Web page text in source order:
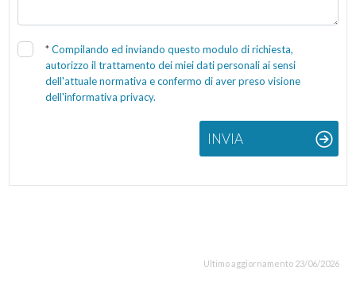
*Compilando ed inviando questo modulo di richiesta,
autorizzo il trattamento dei miei dati personali ai sensi
dell'attuale normativa e confermo di aver preso visione
dell'informativa privacy.
INVIA
Ultimo aggiornamento 23/06/2026